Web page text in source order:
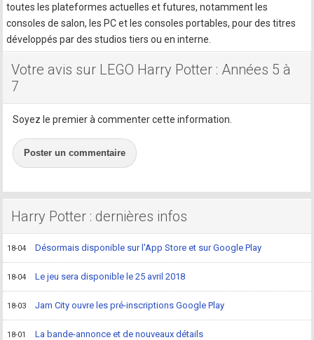
toutes les plateformes actuelles et futures, notamment les
consoles de salon, les PC et les consoles portables, pour des titres
développés par des studios tiers ou en interne.
Votre avis sur LEGO Harry Potter : Années 5 à
7
Soyez le premier à commenter cette information.
Poster un commentaire
Harry Potter : dernières infos
18-04 Désormais disponible sur l'App Store et sur Google Play
18-04 Le jeu sera disponible le 25 avril 2018
18-03 Jam City ouvre les pré-inscriptions Google Play
18-01 La bande-annonce et de nouveaux détails